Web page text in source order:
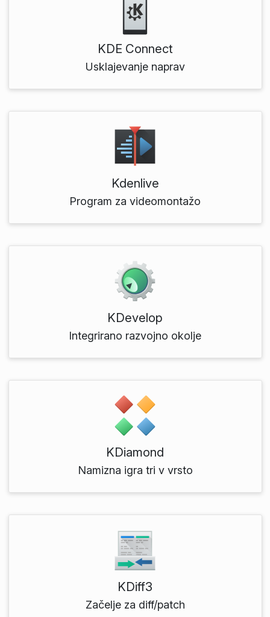
KDE Connect
Usklajevanje naprav
Kdenlive
Program za videomontažo
KDevelop
Integrirano razvojno okolje
KDiamond
Namizna igra tri v vrsto
KDiff3
Začelje za diff/patch